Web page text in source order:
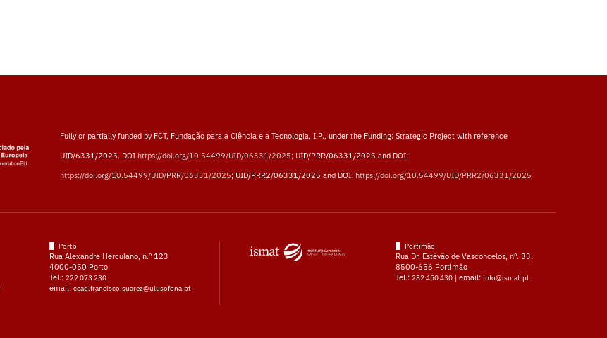
Fully or partially funded by FCT, Fundação para a Ciência e a Tecnologia, I.P., under the Funding: Strategic Project with reference
UID/6331/2025. DOI https://doi.org/10.54499/UID/06331/2025; UID/PRR/06331/2025 and DOI:
https://doi.org/10.54499/UID/PRR/06331/2025; UID/PRR2/06331/2025 and DOI: https://doi.org/10.54499/UID/PRR2/06331/2025
Porto
Rua Alexandre Herculano, n.º 123
4000-050 Porto
Tel.: 222 073 230
email: cead.francisco.suarez@ulusofona.pt
Portimão
Rua Dr. Estêvão de Vasconcelos, nº. 33,
8500-656 Portimão
Tel.:282 450 430 | email:info@ismat.pt